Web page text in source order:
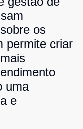
os
permite criar
uma
e